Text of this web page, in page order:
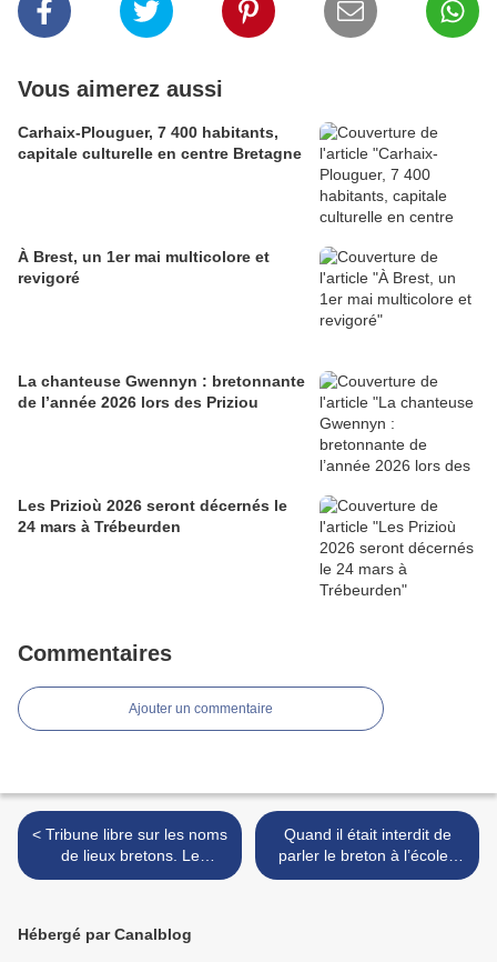
Vous aimerez aussi
Carhaix-Plouguer, 7 400 habitants,
capitale culturelle en centre Bretagne
À Brest, un 1er mai multicolore et
revigoré
La chanteuse Gwennyn : bretonnante
de l’année 2026 lors des Priziou
Les Prizioù 2026 seront décernés le
24 mars à Trébeurden
Commentaires
Ajouter un commentaire
< Tribune libre sur les noms
de lieux bretons. Le
problème, ce n’est pas la loi
Quand il était interdit de
parler le breton à l’école :
une conférence en pays de
Hébergé par Canalblog